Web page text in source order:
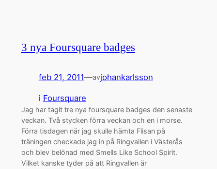
3 nya Foursquare badges
feb 21, 2011—avjohankarlsson
i Foursquare
Jag har tagit tre nya foursquare badges den senaste
veckan. Två stycken förra veckan och en i morse.
Förra tisdagen när jag skulle hämta Flisan på
träningen checkade jag in på Ringvallen i Västerås
och blev belönad med Smells Like School Spirit.
Vilket kanske tyder på att Ringvallen är